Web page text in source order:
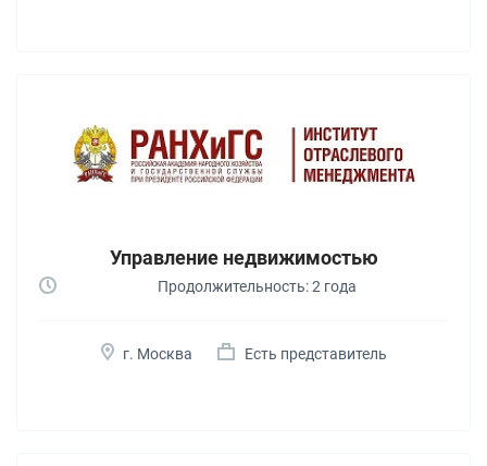
Управление недвижимостью
Продолжительность: 2 года
г. Москва Есть представитель